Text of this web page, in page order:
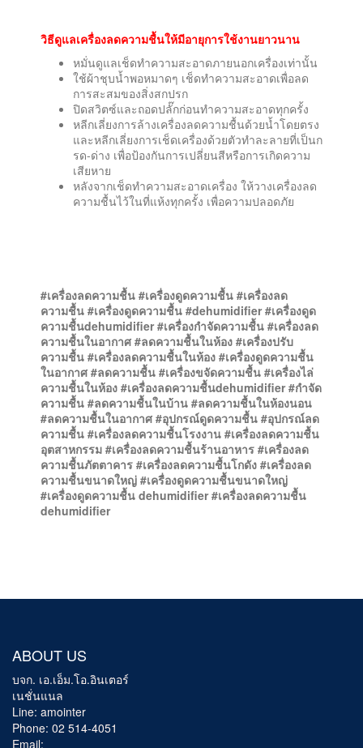
วิธีดูแลเครื่องลดความชื้นให้มีอายุการใช้งานยาวนาน
หมั่นดูแลเช็ดทำความสะอาดภายนอกเครื่องเท่านั้น
ใช้ผ้าชุบน้ำพอหมาดๆ เช็ดทำความสะอาดเพื่อลด
การสะสมของสิ่งสกปรก
ปิดสวิตซ์และถอดปลั๊กก่อนทำความสะอาดทุกครั้ง
หลีกเลี่ยงการล้างเครื่องลดความชื้นด้วยน้ำโดยตรง
และหลีกเลี่ยงการเช็ดเครื่องด้วยตัวทำละลายที่เป็นก
รด-ด่าง เพื่อป้องกันการเปลี่ยนสีหรือการเกิดความ
เสียหาย
หลังจากเช็ดทำความสะอาดเครื่อง ให้วางเครื่องลด
ความชื้นไว้ในที่แห้งทุกครั้ง เพื่อความปลอดภัย
#เครื่องลดความชื้น #เครื่องดูดความชื้น #เครื่องลด
ความชื้น #เครื่องดูดความชื้น #dehumidifier #เครื่องดูด
ความชื้นdehumidifier #เครื่องกำจัดความชื้น #เครื่องลด
ความชื้นในอากาศ #ลดความชื้นในห้อง #เครื่องปรับ
ความชื้น #เครื่องลดความชื้นในห้อง #เครื่องดูดความชื้น
ในอากาศ #ลดความชื้น #เครื่องขจัดความชื้น #เครื่องไล่
ความชื้นในห้อง #เครื่องลดความชื้นdehumidifier #กำจัด
ความชื้น #ลดความชื้นในบ้าน #ลดความชื้นในห้องนอน
#ลดความชื้นในอากาศ #อุปกรณ์ดูดความชื้น #อุปกรณ์ลด
ความชื้น #เครื่องลดความชื้นโรงงาน #เครื่องลดความชื้น
อุตสาหกรรม #เครื่องลดความชื้นร้านอาหาร #เครื่องลด
ความชื้นภัตตาคาร #เครื่องลดความชื้นโกดัง #เครื่องลด
ความชื้นขนาดใหญ่ #เครื่องดูดความชื้นขนาดใหญ่
#เครื่องดูดความชื้น dehumidifier #เครื่องลดความชื้น
dehumidifier
ABOUT US
บจก. เอ.เอ็ม.โอ.อินเตอร์
เนชั่นแนล
Line: amointer
Phone: 02 514-4051
Email: